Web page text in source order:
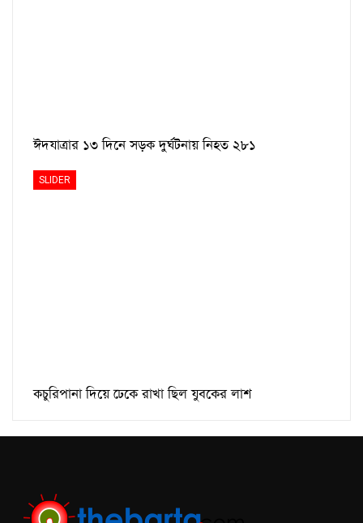
ঈদযাত্রার ১৩ দিনে সড়ক দুর্ঘটনায় নিহত ২৮১
SLIDER
কচুরিপানা দিয়ে ঢেকে রাখা ছিল যুবকের লাশ